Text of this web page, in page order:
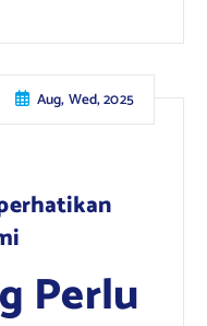
Aug, Wed, 2025
Perlu